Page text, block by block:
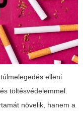
elleni
töltésvédelemmel.
növelik, hanem a